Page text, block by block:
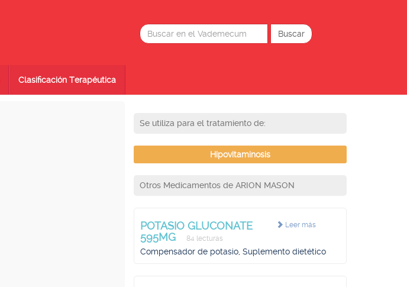
Clasificación Terapéutica
Se utiliza para el tratamiento de:
Hipovitaminosis
Otros Medicamentos de ARION MASON
Leer más
POTASIO GLUCONATE
595MG
84 lecturas
Compensador de potasio, Suplemento dietético